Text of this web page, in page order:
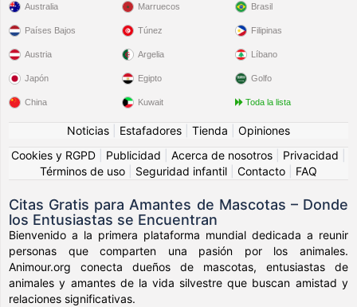
Australia
Países Bajos
Austria
Japón
China
Marruecos
Túnez
Argelia
Egipto
Kuwait
Brasil
Filipinas
Líbano
Golfo
Toda la lista
Noticias Estafadores Tienda
Opiniones
Cookies y RGPD
Publicidad Acerca de nosotros Privacidad
Términos de uso
Seguridad infantil Contacto FAQ
Citas Gratis para Amantes de Mascotas – Donde
los Entusiastas se Encuentran
Bienvenido a la primera plataforma mundial dedicada a reunir
personas que comparten una pasión por los animales.
Animour.org conecta dueños de mascotas, entusiastas de
animales y amantes de la vida silvestre que buscan amistad y
relaciones significativas.